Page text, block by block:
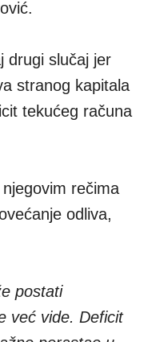
drugi slučaj jer
stranog kapitala
tekućeg računa
rečima
odliva,
postati
već vide. Deficit